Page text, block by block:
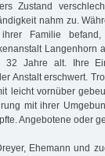
Zustand
nahm zu.
Familie
Langenhorn
32 Jahre alt. Ihre
Anstalt erschwert.
leicht vornüber
mit ihrer
Angebotene oder
Ehemann und